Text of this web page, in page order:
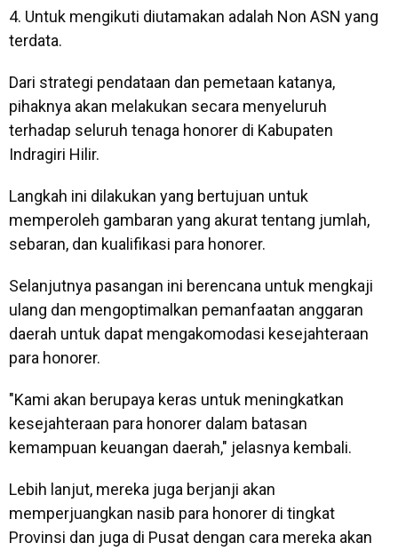
4. Untuk mengikuti diutamakan adalah Non ASN yang
terdata.
Dari strategi pendataan dan pemetaan katanya,
pihaknya akan melakukan secara menyeluruh
terhadap seluruh tenaga honorer di Kabupaten
Indragiri Hilir.
Langkah ini dilakukan yang bertujuan untuk
memperoleh gambaran yang akurat tentang jumlah,
sebaran, dan kualifikasi para honorer.
Selanjutnya pasangan ini berencana untuk mengkaji
ulang dan mengoptimalkan pemanfaatan anggaran
daerah untuk dapat mengakomodasi kesejahteraan
para honorer.
"Kami akan berupaya keras untuk meningkatkan
kesejahteraan para honorer dalam batasan
kemampuan keuangan daerah," jelasnya kembali.
Lebih lanjut, mereka juga berjanji akan
memperjuangkan nasib para honorer di tingkat
Provinsi dan juga di Pusat dengan cara mereka akan